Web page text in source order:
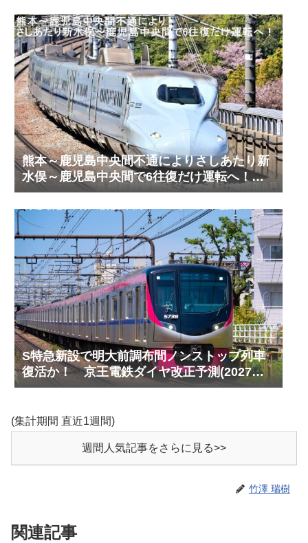
熊本～鹿児島中央間不通によりさしあたり新
水俣～鹿児島中央間で6往復だけ運転へ！
九州新幹線臨時ダイヤ運転(2026年8月)
S特急新設で明大前調布間ノンストップ列車
復活か！ 京王電鉄ダイヤ改正予測(2027年
以降予定)
(集計期間 直近1週間)
週間人気記事をさらに見る>>
竹澤 瑞樹
関連記事